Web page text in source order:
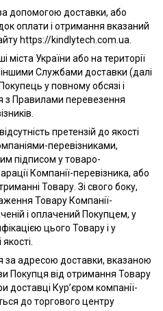
допомогою доставки, або
оплати і отримання вказаний
https://kindlytech.com.ua.
міста України або на території
іншими Службами доставки (далі
у повному обсязі і
з Правилами перевезення
претензій до якості
перевізниками,
підписом у товаро-
Компанії-перевізника, або
Товару. Зі свого боку,
Товару Компанії-
і оплачений Покупцем, у
цього Товару і у
за адресою доставки, вказаною
Покупця від отримання Товару
доставці Кур’єром компанії-
до торгового центру